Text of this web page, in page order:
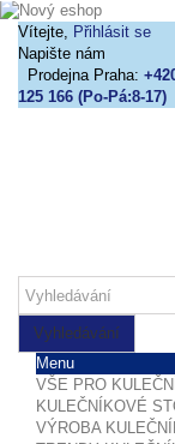
Vítejte, Přihlásit se
Napište nám
Prodejna Praha:
125 166 (Po-Pá:8-17)
Vyhledávání
Menu
VŠE PRO
KULEČNÍKOVÉ
VÝROBA